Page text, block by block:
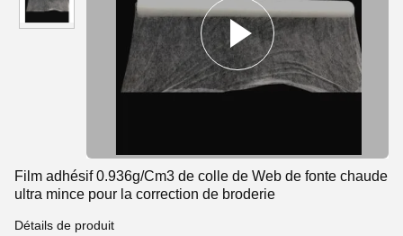
Film adhésif 0.936g/Cm3 de colle de Web de fonte chaude
ultra mince pour la correction de broderie
Détails de produit